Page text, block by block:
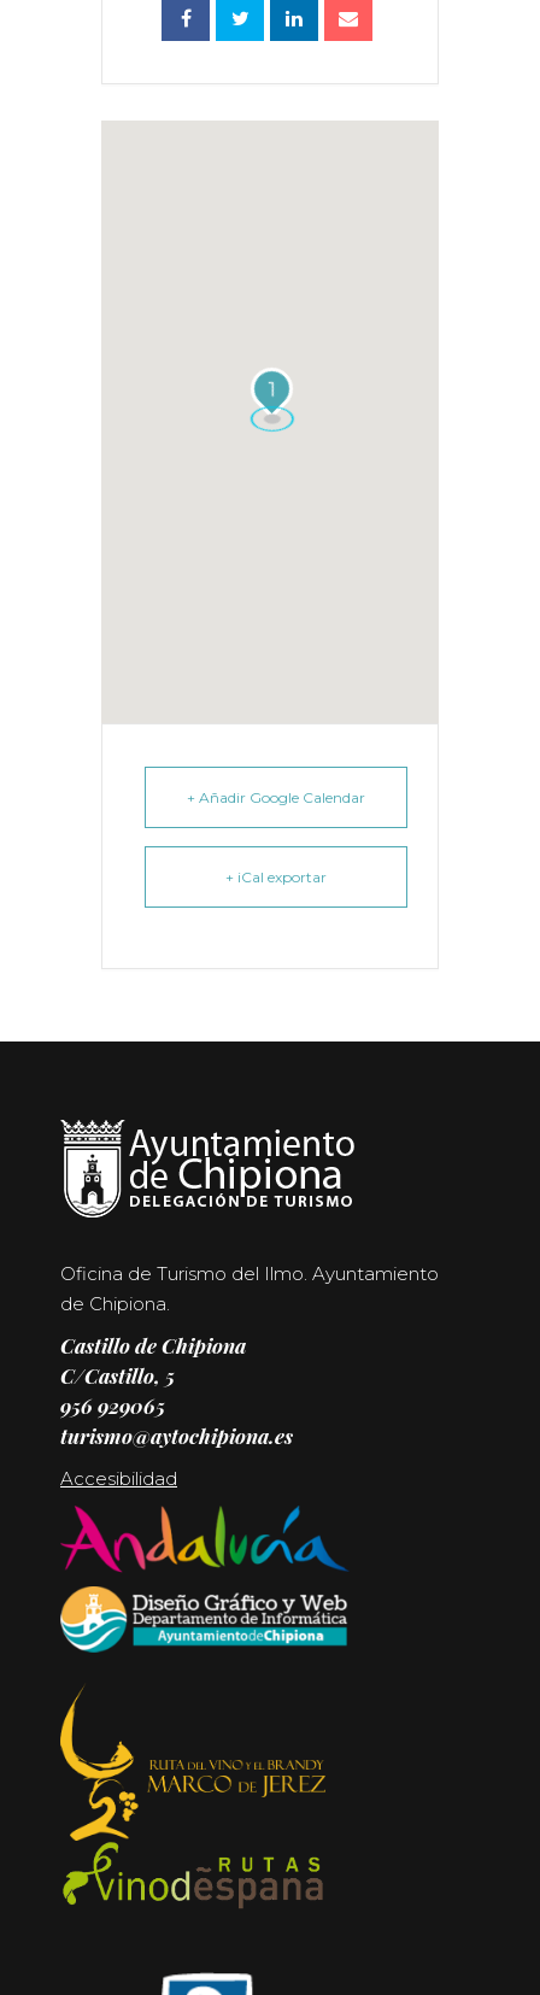
1
+ Añadir Google Calendar
+ iCal exportar
Oficina de Turismo del Ilmo. Ayuntamiento
de Chipiona.
Castillo de Chipiona
C/Castillo, 5
956 929065
turismo@aytochipiona.es
Accesibilidad